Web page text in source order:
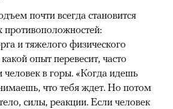
почти всегда становится
противоположностей:
и тяжелого физического
опыт перевесит, часто
человек в горы. «Когда идешь
что тебя ждет. Но потом
силы, реакции. Если человек